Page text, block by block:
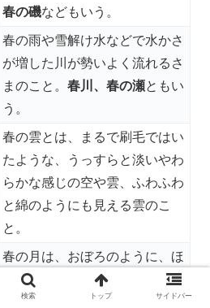
春の磯などもいう。
春の雨や雪解け水などで水かさ
が増した川が勢いよく流れるさ
まのこと。 春川、春の瀬ともい
う。
春の雲とは、まるで刷毛ではい
たような、うっすらと淡いやわ
らかな感じの空や雲、ふわふわ
と綿のようにも見える雲のこ
と。
春の月は、おぼろのように、ほ
んのりかすんで見える。
検索 トップ サイドバー